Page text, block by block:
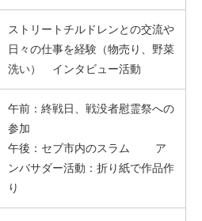
ストリートチルドレンとの交流や
日々の仕事を経験（物売り、野菜
洗い） インタビュー活動
午前：終戦日、戦没者慰霊祭への
参加
午後：セブ市内のスラム ア
ンバサダー活動：折り紙で作品作
り